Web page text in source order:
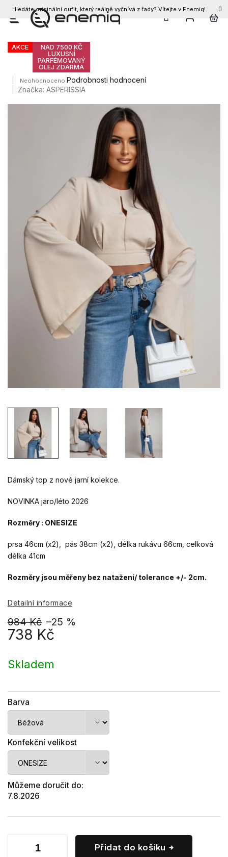
Přejít
Hledáte originální oufit, který reálně vyčnívá z řady? Vítejte v Enemiq!
CZK
Dámský top ANNIA
AKCE
NAD 7500 KČ
LUXUSNÍ
PARFÉMOVANÝ
OLEJ ZDARMA
Průměrné
hodnocení
Neohodnoceno Podrobnosti hodnocení
Značka:ASPERISSIA
984 Kč –25 %
738 Kč
cena:
Skladem
Barva
Konfekční velikost
Můžeme doručit do:
7.8.2026
Přidat do košíku
Dámský top z nové jarní kolekce.
NOVINKA jaro/léto 2026
Rozměry : ONESIZE
prsa 46cm (x2), pás 38cm (x2), délka rukávu 66cm, celková
délka 41cm
Rozměry jsou měřeny bez natažení/ tolerance +/- 2cm.
Detailní informace